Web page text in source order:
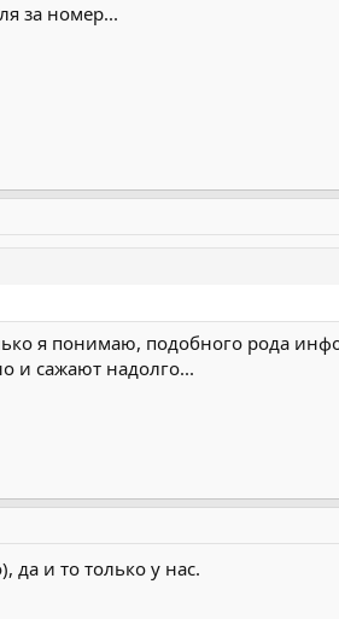
за номер...
я понимаю, подобного рода
и сажают надолго...
да и то только у нас.